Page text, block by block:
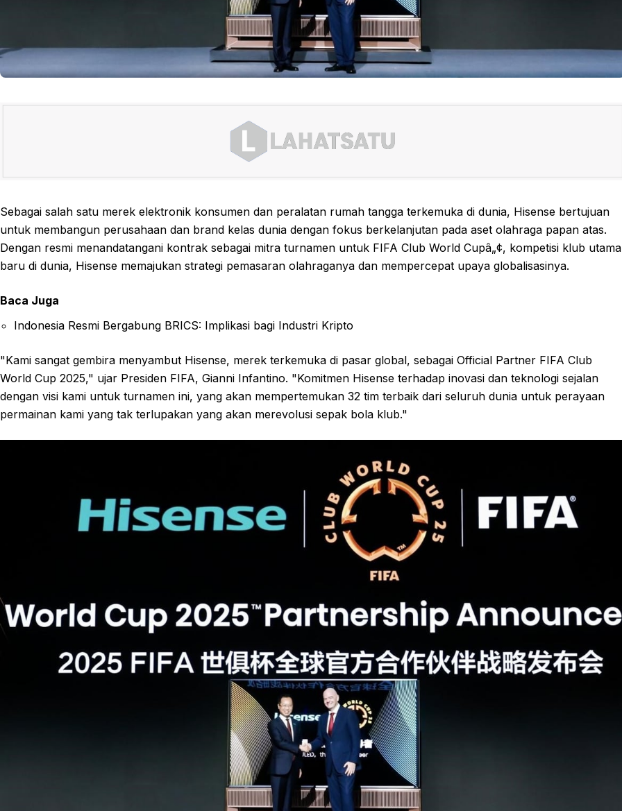
Sebagai salah satu merek elektronik konsumen dan peralatan rumah tangga terkemuka di dunia, Hisense bertujuan
untuk membangun perusahaan dan brand kelas dunia dengan fokus berkelanjutan pada aset olahraga papan atas.
Dengan resmi menandatangani kontrak sebagai mitra turnamen untuk FIFA Club World Cupâ„¢, kompetisi klub utama
baru di dunia, Hisense memajukan strategi pemasaran olahraganya dan mempercepat upaya globalisasinya.
Baca Juga
Indonesia Resmi Bergabung BRICS: Implikasi bagi Industri Kripto
"Kami sangat gembira menyambut Hisense, merek terkemuka di pasar global, sebagai Official Partner FIFA Club
World Cup 2025," ujar Presiden FIFA, Gianni Infantino. "Komitmen Hisense terhadap inovasi dan teknologi sejalan
dengan visi kami untuk turnamen ini, yang akan mempertemukan 32 tim terbaik dari seluruh dunia untuk perayaan
permainan kami yang tak terlupakan yang akan merevolusi sepak bola klub."